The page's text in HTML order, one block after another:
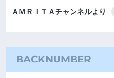
ＡＭＲＩＴＡチャンネルより
BACKNUMBER